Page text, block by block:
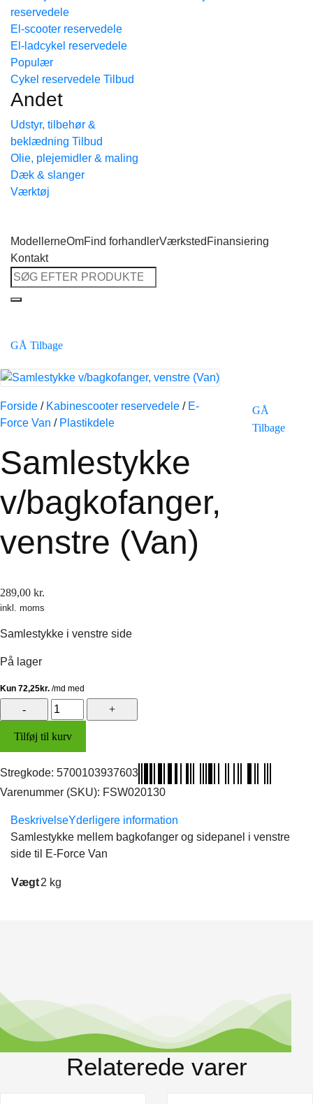
reservedele
El-scooter reservedele
El-ladcykel reservedele
Cykel reservedele
Andet
Udstyr, tilbehør &
beklædning
Olie, plejemidler & maling
Dæk & slanger
Værktøj
ModellerneOmFind forhandlerVærksted Finansiering
Kontakt
Søg
efter:
GÅ Tilbage
Forside / Kabinescooter reservedele / E-
Force Van / Plastikdele
Samlestykke
v/bagkofanger,
venstre (Van)
GÅ
Tilbage
289,00 kr.
inkl. moms
Samlestykke i venstre side
På lager
Samlestykke
v/bagkofanger,
venstre
(Van)
antal
Tilføj til kurv
Stregkode: 5700103937603
Varenummer (SKU): FSW020130
BeskrivelseYderligere information
Samlestykke mellem bagkofanger og sidepanel i venstre
side til E-Force Van
Vægt2 kg
Relaterede varer